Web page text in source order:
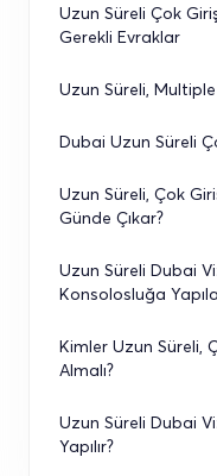
Uzun Süreli Çok
Gerekli Evraklar
Uzun Süreli,
Dubai Uzun Süreli
Uzun Süreli, Çok
Günde Çıkar?
Uzun Süreli Dubai
Konsolosluğa
Kimler Uzun Süreli,
Almalı?
Uzun Süreli Dubai
Yapılır?